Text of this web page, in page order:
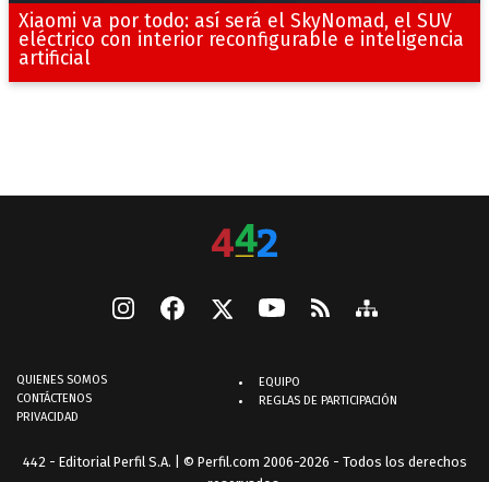
Xiaomi va por todo: así será el SkyNomad, el SUV
eléctrico con interior reconfigurable e inteligencia
artificial
QUIENES SOMOS
CONTÁCTENOS
PRIVACIDAD
EQUIPO
REGLAS DE PARTICIPACIÓN
442 - Editorial Perfil S.A. | © Perfil.com 2006-2026 - Todos los derechos